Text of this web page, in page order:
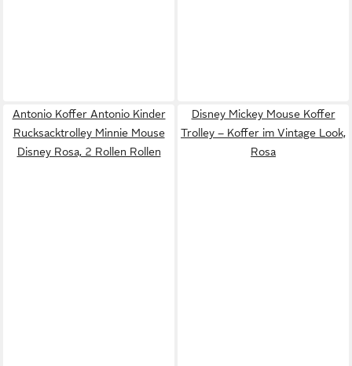
Antonio Koffer Antonio Kinder
Rucksacktrolley Minnie Mouse
Disney Rosa, 2 Rollen Rollen
Disney Mickey Mouse Koffer
Trolley – Koffer im Vintage Look,
Rosa